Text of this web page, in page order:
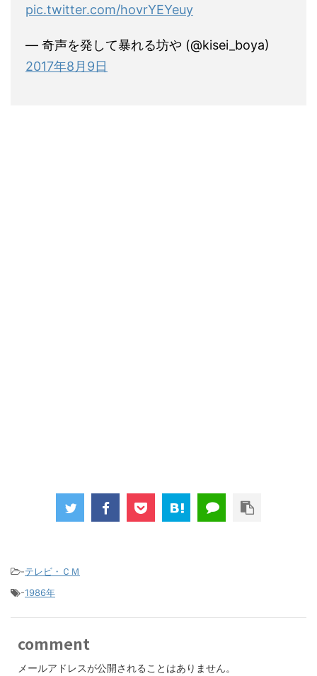
pic.twitter.com/hovrYEYeuy
— 奇声を発して暴れる坊や (@kisei_boya)
2017年8月9日
-テレビ・ＣＭ
-1986年
comment
メールアドレスが公開されることはありません。